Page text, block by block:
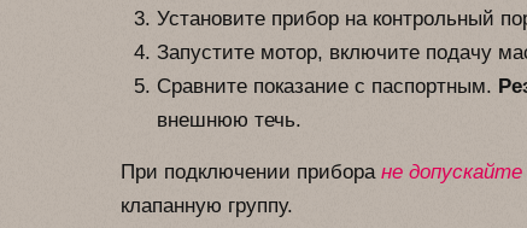
Установите прибор на контрольный
Запустите мотор, включите подачу
Сравните показание с паспортным.
внешнюю течь.
При подключении прибора не допускайте
клапанную группу.